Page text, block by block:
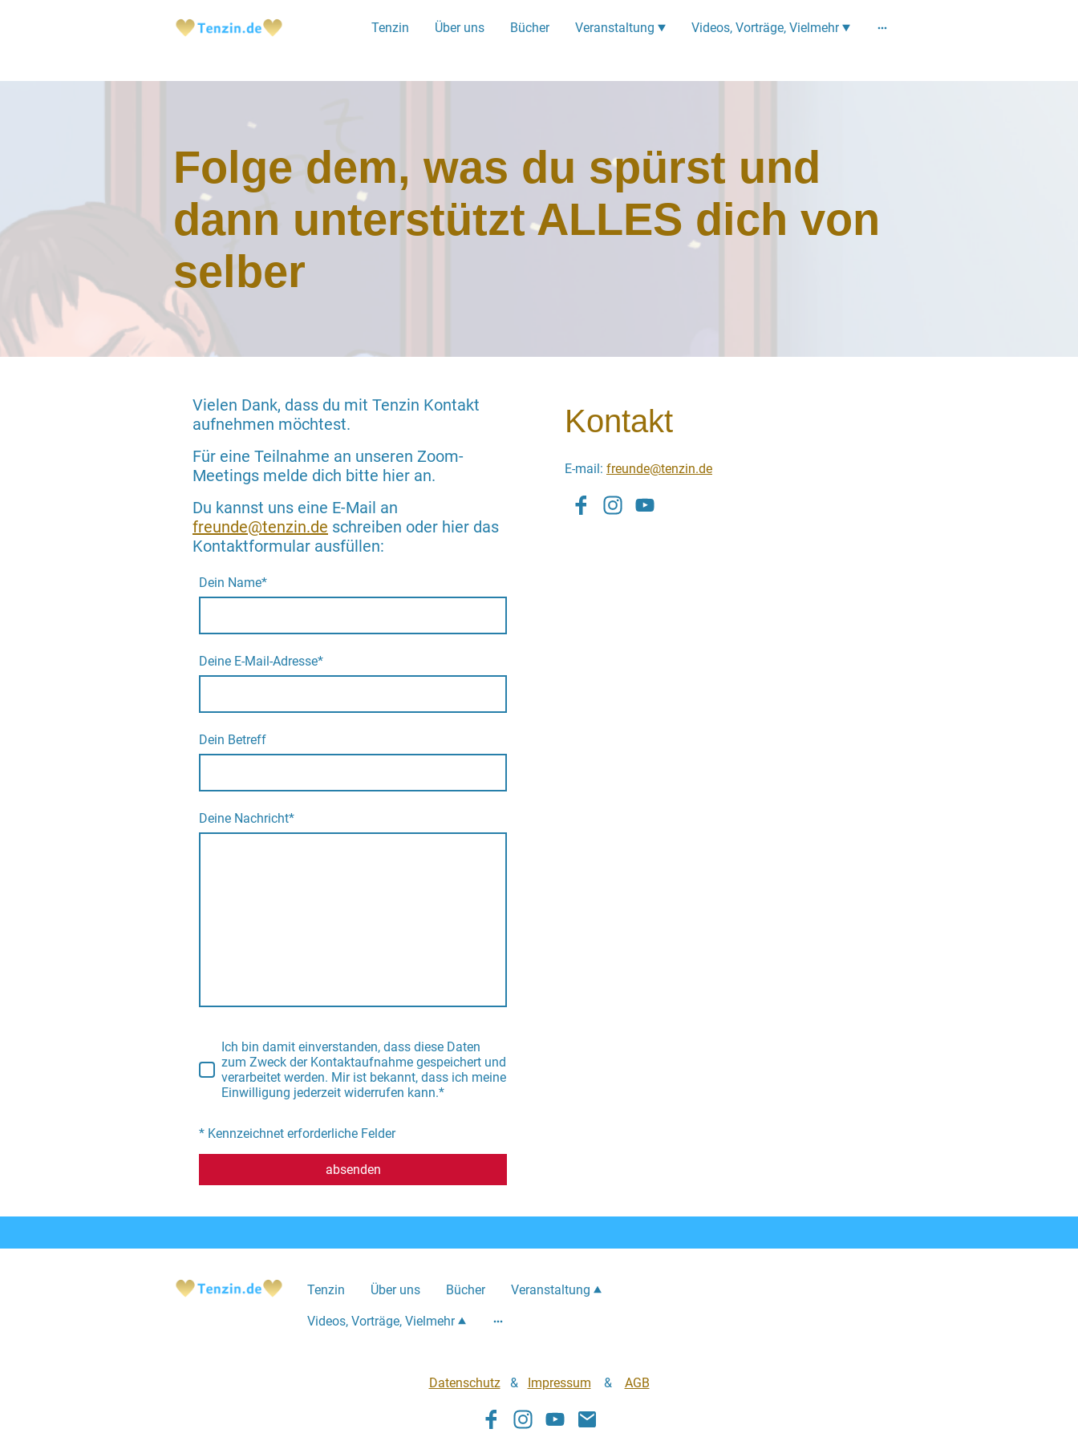
Tenzin Über uns Bücher Veranstaltung Videos, Vorträge, Vielmehr
Folge dem, was du spürst und
dann unterstützt ALLES dich von
selber
Vielen Dank, dass du mit Tenzin Kontakt
aufnehmen möchtest.
Für eine Teilnahme an unseren Zoom-
Meetings melde dich bitte hier an.
Du kannst uns eine E-Mail an
freunde@tenzin.de schreiben oder hier das
Kontaktformular ausfüllen:
Dein Name*
Deine E-Mail-Adresse*
Dein Betreff
Deine Nachricht*
Ich bin damit einverstanden, dass diese Daten
zum Zweck der Kontaktaufnahme gespeichert und
verarbeitet werden. Mir ist bekannt, dass ich meine
Einwilligung jederzeit widerrufen kann.*
* Kennzeichnet erforderliche Felder
absenden
Kontakt
E-mail: freunde@tenzin.de
Tenzin Über uns Bücher Veranstaltung
Videos, Vorträge, Vielmehr
Datenschutz& Impressum & AGB